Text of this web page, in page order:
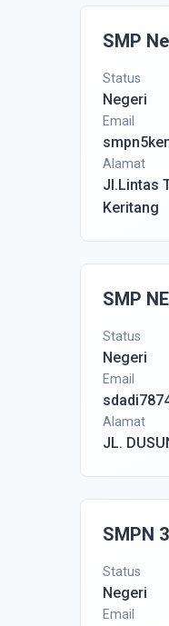
SMP
Status
Negeri
Email
Alamat
Jl.Lintas
Keritang
SMP
Status
Negeri
Email
Alamat
JL.
SMPN
Status
Negeri
Email